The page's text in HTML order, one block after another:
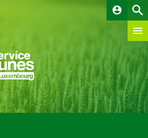
account_circle